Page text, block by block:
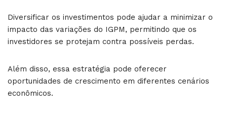
Diversificar os investimentos pode ajudar a minimizar o
impacto das variações do IGPM, permitindo que os
investidores se protejam contra possíveis perdas.
Além disso, essa estratégia pode oferecer
oportunidades de crescimento em diferentes cenários
econômicos.